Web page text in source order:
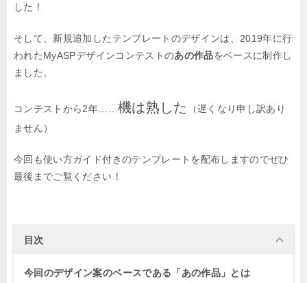
した！
そして、新規追加したテンプレートのデザインは、2019年に行
われたMyASPデザインコンテストのあの作品をベースに制作し
ました。
コンテストから2年…… 機は熟した
（遅くなり申し訳あり
ません）
今回も使い方ガイド付きのテンプレートを配布しますのでぜひ
最後までご覧ください！
目次
今回のデザイン案のベースである「あの作品」とは